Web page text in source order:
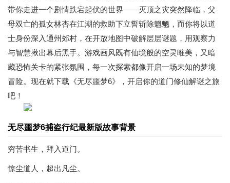
带你走进一个剧情跌宕起伏的世界——灭顶之灾突然降临，父
母双亡的孤女林杏在江潮的救助下立誓斩除魍魉，而你将以道
士身份深入通州郊村，在开放地图中破解层层谜题，用观察力
与智慧揪出幕后黑手。游戏画风既有仙境般的空灵唯美，又暗
藏恐怖关卡的紧张氛围，每一次探索都像开启一场未知的梦境
冒险。现在就下载《无尽噩梦6》，开启你的道门修仙解谜之旅
吧！
无尽噩梦6捕盗行纪最新版故事背景
穷苦书生，拜入道门。
惊尘道人，超出凡尘。